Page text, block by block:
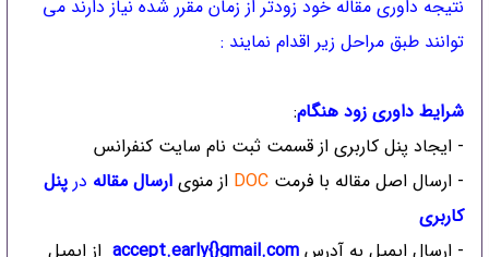
نتیجه داوری مقاله خود زودتر از زمان مقرر شده نیاز دارند می
توانند طبق مراحل زیر اقدام نمایند :
شرایط داوری زود هنگام:
- ایجاد پنل کاربری از قسمت ثبت نام سایت کنفرانس
- ارسال اصل مقاله با فرمت DOC از منوی ارسال مقاله در پنل
کاربری
- ارسال ایمیل به آدرس accept.early{}gmail.comاز ایمیل